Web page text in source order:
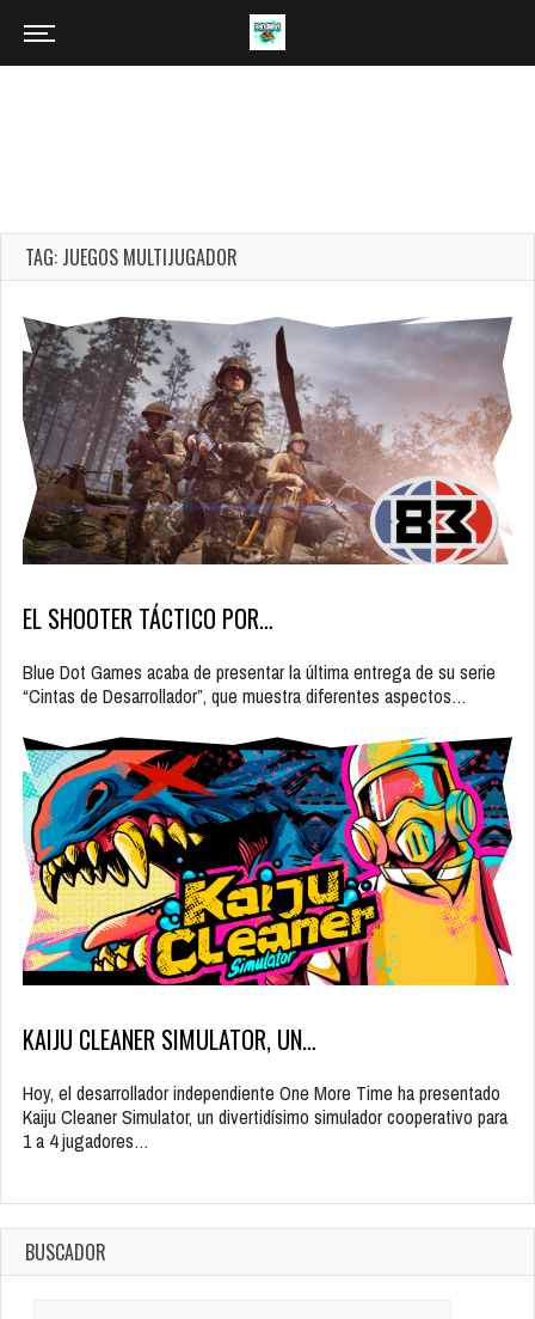
TAG: JUEGOS MULTIJUGADOR
EL SHOOTER TÁCTICO POR…
Blue Dot Games acaba de presentar la última entrega de su serie
“Cintas de Desarrollador”, que muestra diferentes aspectos…
KAIJU CLEANER SIMULATOR, UN…
Hoy, el desarrollador independiente One More Time ha presentado
Kaiju Cleaner Simulator, un divertidísimo simulador cooperativo para
1 a 4 jugadores…
BUSCADOR